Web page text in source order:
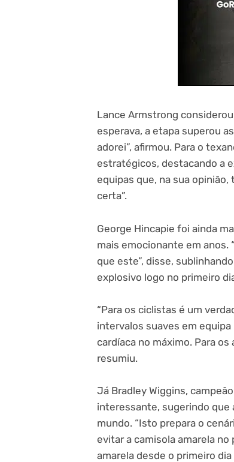
Lance Armstrong
esperava, a etapa superou
adorei”, afirmou. Para o
estratégicos, destacando a
equipas que, na sua
certa”.
George Hincapie foi ainda
mais emocionante em anos.
que este”, disse,
explosivo logo no primeiro
“Para os ciclistas é um
intervalos suaves em
cardíaca no máximo. Para
resumiu.
Já Bradley Wiggins,
interessante, sugerindo que
mundo. “Isto prepara o
evitar a camisola amarela
amarela desde o primeiro